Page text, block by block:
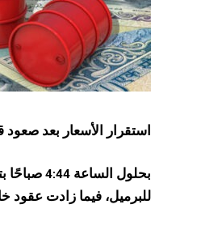
استقرار الأسعار بعد صعود
للبرميل، فيما زادت